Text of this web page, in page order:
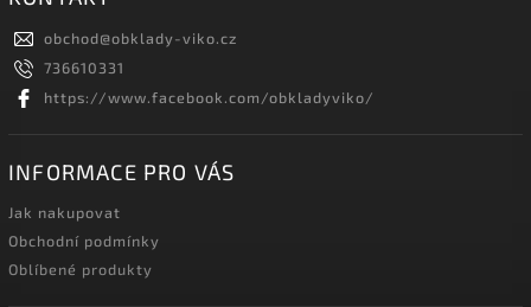
obchod@obklady-viko.cz
736610331
https://www.facebook.com/obkladyviko/
INFORMACE PRO VÁS
Jak nakupovat
Obchodní podmínky
Oblíbené produkty